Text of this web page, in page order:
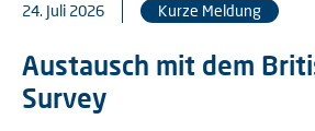
24. Juli 2026 Kurze Meldung
Austausch mit dem
Survey